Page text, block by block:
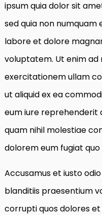
ipsum quia dolor sit
sed quia non
labore et dolore
voluptatem. Ut enim ad
exercitationem ullam
ut aliquid ex ea
eum iure reprehenderit
quam nihil molestiae
dolorem eum fugiat
Accusamus et iusto
blanditiis praesentium
corrupti quos dolores